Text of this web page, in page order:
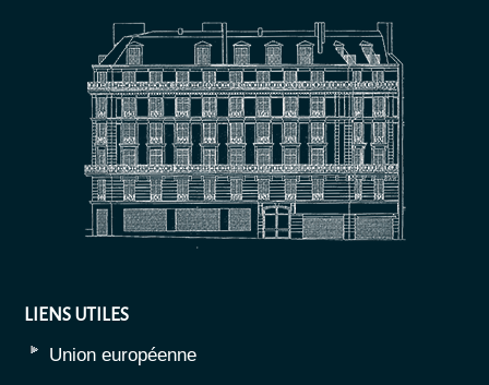
LIENS UTILES
Union européenne